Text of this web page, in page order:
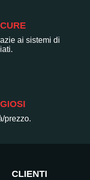
ai sistemi di
prezzo.
CLIENTI